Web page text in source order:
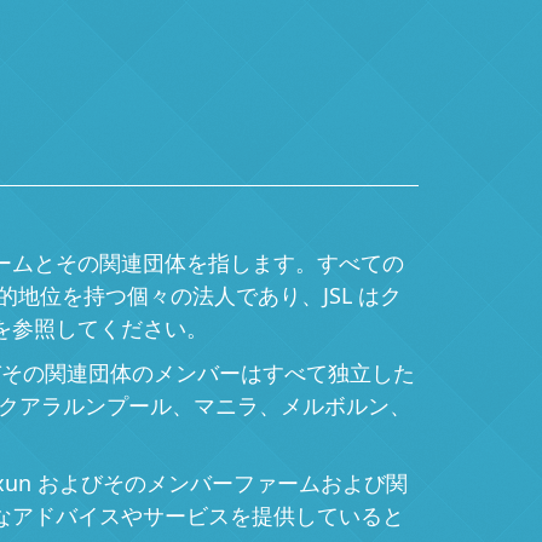
とその関連団体を指します。すべての
位を持つ個々の法人であり、JSL はク
照してください。
の関連団体のメンバーはすべて独立した
ラルンプール、マニラ、メルボルン、
およびそのメンバーファームおよび関
ドバイスやサービスを提供していると